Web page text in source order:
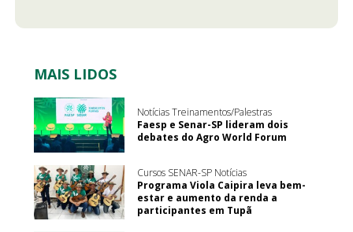
MAIS LIDOS
Notícias Treinamentos/Palestras
Faesp e Senar-SP lideram dois
debates do Agro World Forum
Cursos SENAR-SP Notícias
Programa Viola Caipira leva bem-
estar e aumento da renda a
participantes em Tupã